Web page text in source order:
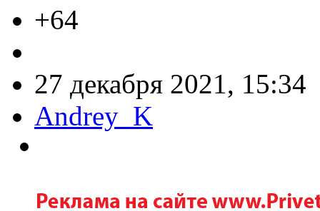
+64
27 декабря 2021, 15:34
Andrey_K